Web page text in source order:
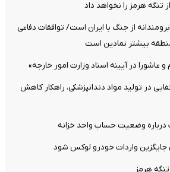
تنگه هرمز را نخواهد داد
از جنگ با ایران است/ توافقات دفاعی
بیشتر نمادین است
عاشورا در آیینه اسناد وزارت امور خارجه»
در تولید مواد دندانپزشکی، راهکار کاهش
درباره وضعیت حساب واحد خزانه
جایگزین واردات خودرو لوکس شود
هرمز